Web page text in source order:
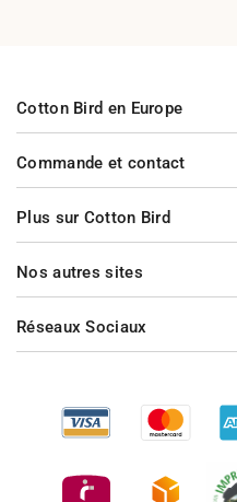
Commande et contact
Plus sur Cotton Bird
Cotton Bird en Europe
Nos autres sites
Réseaux Sociaux